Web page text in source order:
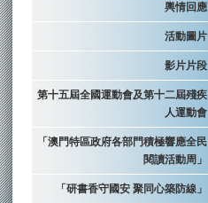
輿情回應
活動圖片
影片片段
第十五屆全國運動會及第十二屆殘疾
人運動會
「澳門特區政府各部門積極響應全民
閱讀活動周」
「研書香守國安 聚同心築防線」